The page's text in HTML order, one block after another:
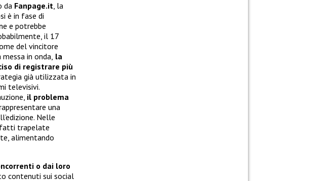
da Fanpage.it, la
è in fase di
e potrebbe
il 17
del vincitore
in onda, la
di registrare più
già utilizzata in
televisivi.
il problema
una
Nelle
trapelate
alimentando
o dai loro
contenuti sui social